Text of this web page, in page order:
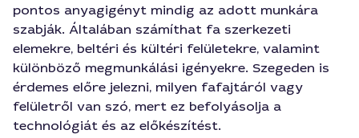
pontos anyagigényt mindig az adott munkára
szabják. Általában számíthat fa szerkezeti
elemekre, beltéri és kültéri felületekre, valamint
különböző megmunkálási igényekre. Szegeden is
érdemes előre jelezni, milyen fafajtáról vagy
felületről van szó, mert ez befolyásolja a
technológiát és az előkészítést.